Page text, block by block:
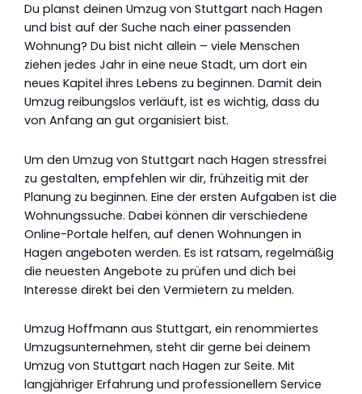
Du planst deinen Umzug von Stuttgart nach Hagen
und bist auf der Suche nach einer passenden
Wohnung? Du bist nicht allein – viele Menschen
ziehen jedes Jahr in eine neue Stadt, um dort ein
neues Kapitel ihres Lebens zu beginnen. Damit dein
Umzug reibungslos verläuft, ist es wichtig, dass du
von Anfang an gut organisiert bist.
Um den Umzug von Stuttgart nach Hagen stressfrei
zu gestalten, empfehlen wir dir, frühzeitig mit der
Planung zu beginnen. Eine der ersten Aufgaben ist die
Wohnungssuche. Dabei können dir verschiedene
Online-Portale helfen, auf denen Wohnungen in
Hagen angeboten werden. Es ist ratsam, regelmäßig
die neuesten Angebote zu prüfen und dich bei
Interesse direkt bei den Vermietern zu melden.
Umzug Hoffmann aus Stuttgart, ein renommiertes
Umzugsunternehmen, steht dir gerne bei deinem
Umzug von Stuttgart nach Hagen zur Seite. Mit
langjähriger Erfahrung und professionellem Service